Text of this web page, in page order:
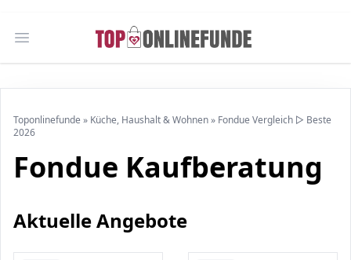
Open main menu
Toponlinefunde » Küche, Haushalt & Wohnen» Fondue Vergleich ▷ Beste
2026
Fondue Kaufberatung
Aktuelle Angebote